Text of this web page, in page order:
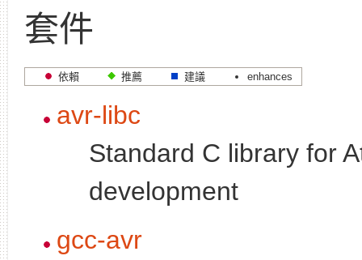
套件
依賴 推薦 建議 enhances
avr-libc
Standard C library for
development
gcc-avr